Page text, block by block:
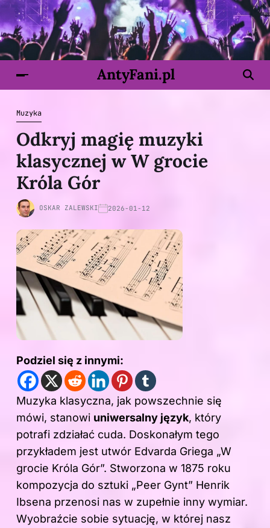
AntyFani.pl
Muzyka
Odkryj magię muzyki
klasycznej w W grocie
Króla Gór
OSKAR ZALEWSKI 2026-01-12
Podziel się z innymi:
Muzyka klasyczna, jak powszechnie się
mówi, stanowi uniwersalny język, który
potrafi zdziałać cuda. Doskonałym tego
przykładem jest utwór Edvarda Griega „W
grocie Króla Gór”. Stworzona w 1875 roku
kompozycja do sztuki „Peer Gynt” Henrik
Ibsena przenosi nas w zupełnie inny wymiar.
Wyobraźcie sobie sytuację, w której nasz